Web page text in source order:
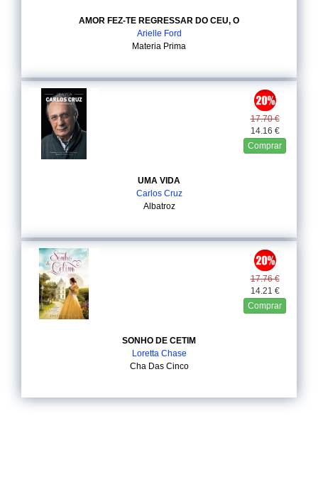
AMOR FEZ-TE REGRESSAR DO CEU, O
Arielle Ford
Materia Prima
17.70 €
14.16 €
Comprar
UMA VIDA
Carlos Cruz
Albatroz
17.76 €
14.21 €
Comprar
SONHO DE CETIM
Loretta Chase
Cha Das Cinco